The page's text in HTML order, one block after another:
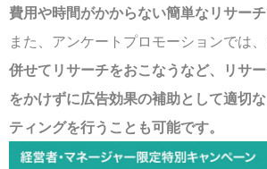
費用や時間がかからない簡単なリサーチ
また、アンケートプロモーションでは、
併せてリサーチをおこなうなど、リサ
をかけずに広告効果の補助として適切
ティングを行うことも可能です。